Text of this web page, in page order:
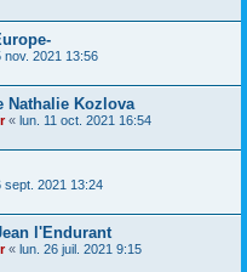
nov. 2021 13:56
Nathalie Kozlova
« lun. 11 oct. 2021 16:54
sept. 2021 13:24
l'Endurant
« lun. 26 juil. 2021 9:15